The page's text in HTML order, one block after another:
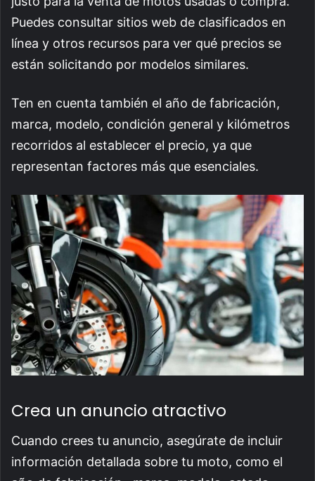
Puedes consultar sitios web de clasificados en
línea y otros recursos para ver qué precios se
están solicitando por modelos similares.
Ten en cuenta también el año de fabricación,
marca, modelo, condición general y kilómetros
recorridos al establecer el precio, ya que
representan factores más que esenciales.
Crea un anuncio atractivo
Cuando crees tu anuncio, asegúrate de incluir
información detallada sobre tu moto, como el